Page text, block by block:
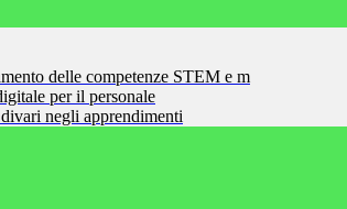
delle competenze STEM e m
per il personale
negli apprendimenti